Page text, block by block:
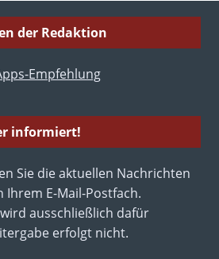
der Redaktion
informiert!
Sie die aktuellen Nachrichten
Ihrem E-Mail-Postfach.
ausschließlich dafür
erfolgt nicht.